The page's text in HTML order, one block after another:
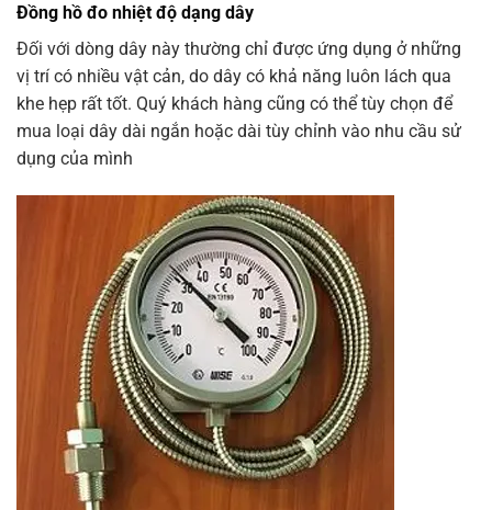
Đồng hồ đo nhiệt độ dạng dây
Đối với dòng dây này thường chỉ được ứng dụng ở những
vị trí có nhiều vật cản, do dây có khả năng luôn lách qua
khe hẹp rất tốt. Quý khách hàng cũng có thể tùy chọn để
mua loại dây dài ngắn hoặc dài tùy chỉnh vào nhu cầu sử
dụng của mình